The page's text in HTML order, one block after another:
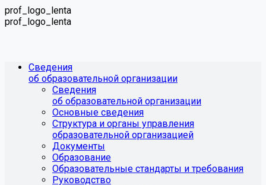
prof_logo_lenta
prof_logo_lenta
Сведения
об образовательной организации
Сведения
об образовательной организации
Основные сведения
Структура и органы управления
образовательной организацией
Документы
Образование
Образовательные стандарты и требования
Руководство